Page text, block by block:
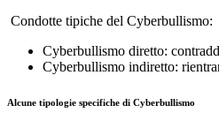
Condotte tipiche del Cyberbullismo:
Cyberbullismo diretto:
Cyberbullismo indiretto:
Alcune tipologie specifiche di Cyberbullismo